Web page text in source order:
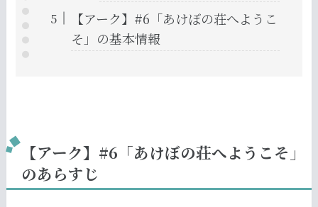
【アーク】#6「あけぼの荘へようこ
そ」の基本情報
【アーク】#6「あけぼの荘へようこそ」
のあらすじ